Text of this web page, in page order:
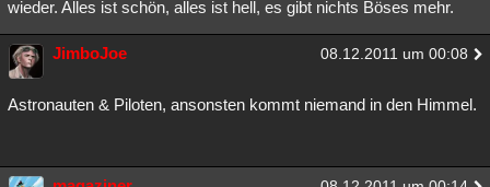
wieder. Alles ist schön, alles ist hell, es gibt nichts Böses mehr.
JimboJoe 08.12.2011 um 00:08
Astronauten & Piloten, ansonsten kommt niemand in den Himmel.